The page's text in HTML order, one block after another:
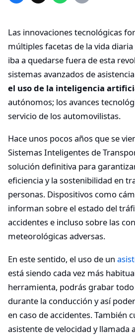
Las innovaciones tecnológicas
múltiples facetas de la vida
iba a quedarse fuera de esta
sistemas avanzados de
el uso de la inteligencia
autónomos; los avances
servicio de los automovilistas.
Hace unos pocos años que se
Sistemas Inteligentes de
solución definitiva para
eficiencia y la sostenibilidad en
personas. Dispositivos como
informan sobre el estado del
accidentes e incluso sobre las
meteorológicas adversas.
En este sentido, el uso de un
está siendo cada vez más
herramienta, podrás grabar
durante la conducción y así
en caso de accidentes. También
asistente de velocidad y llamada